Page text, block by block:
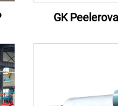
GK